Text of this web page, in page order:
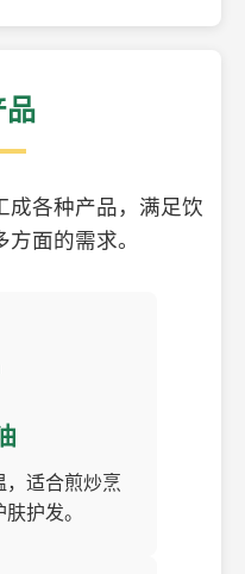
成各种产品，满足饮
面的需求。
适合煎炒烹
护发。